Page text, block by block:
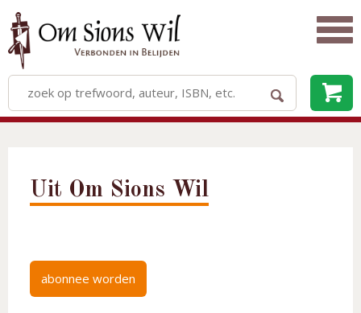
Uit Om Sions Wil
abonnee worden